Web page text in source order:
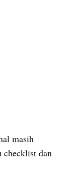
masih
checklist dan